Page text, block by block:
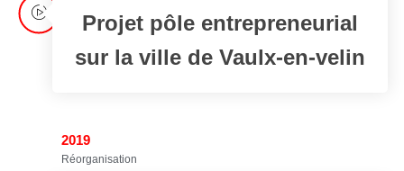
Projet pôle entrepreneurial
sur la ville de Vaulx-en-velin
2019
Réorganisation